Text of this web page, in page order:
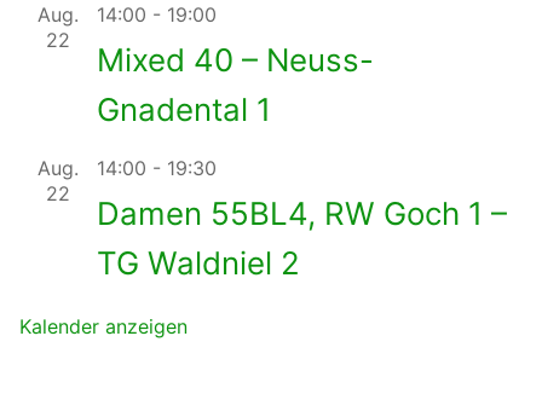
Aug.
22
14:00 - 19:00
Mixed 40 – Neuss-
Gnadental 1
Aug.
22
14:00 - 19:30
Damen 55BL4, RW Goch 1 –
TG Waldniel 2
Kalender anzeigen